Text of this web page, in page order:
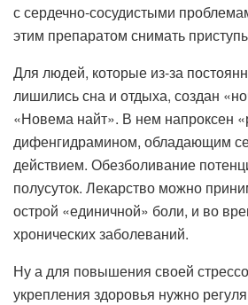
с сердечно-сосудистыми
этим препаратом снимать
Для людей, которые из-за
лишились сна и отдыха, создан
«Новема найт». В нем напроксен
дифенгидрамином, обладающим
действием. Обезболивание
полусуток. Лекарство можно
острой «единичной» боли, и во
хронических заболеваний.
Ну а для повышения своей
укрепления здоровья нужно